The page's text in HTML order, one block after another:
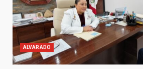
ALVARADO